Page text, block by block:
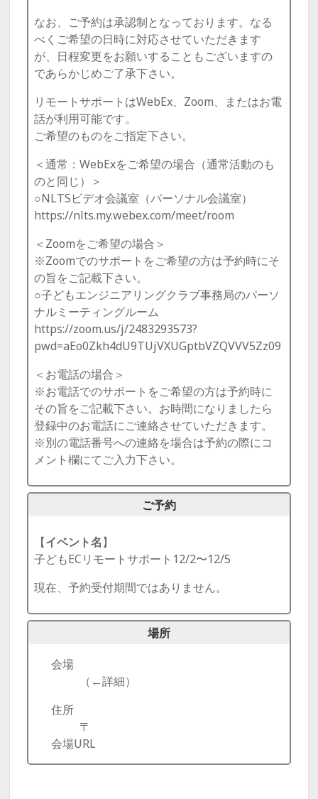
なお、ご予約は承認制となっております。なる
べくご希望の日時に対応させていただきます
が、日程変更をお願いすることもございますの
であらかじめご了承下さい。
リモートサポートはWebEx、Zoom、またはお電
話が利用可能です。
ご希望のものをご指定下さい。
＜通常：WebExをご希望の場合（通常活動のも
のと同じ）＞
○NLTSビデオ会議室（パーソナル会議室）
https://nlts.my.webex.com/meet/room
＜Zoomをご希望の場合＞
※Zoomでのサポートをご希望の方は予約時にそ
の旨をご記載下さい。
○子どもエンジニアリングクラブ事務局のパーソ
ナルミーティングルーム
https://zoom.us/j/2483293573?
pwd=aEo0Zkh4dU9TUjVXUGptbVZQVVV5Zz09
＜お電話の場合＞
※お電話でのサポートをご希望の方は予約時に
その旨をご記載下さい。お時間になりましたら
登録中のお電話にご連絡させていただきます。
※別の電話番号への連絡を場合は予約の際にコ
メント欄にてご入力下さい。
ご予約
【イベント名】
子どもECリモートサポート12/2〜12/5
現在、予約受付期間ではありません。
場所
会場
（←詳細）
住所
〒
会場URL